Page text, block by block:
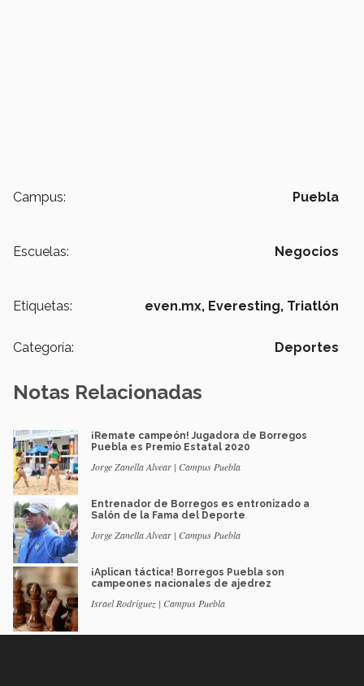
Campus: Puebla
Escuelas: Negocios
Etiquetas: even.mx, Everesting, Triatlón
Categoría: Deportes
Notas Relacionadas
¡Remate campeón! Jugadora de Borregos
Puebla es Premio Estatal 2020
Jorge Zanella Alvear | Campus Puebla
Entrenador de Borregos es entronizado a
Salón de la Fama del Deporte
Jorge Zanella Alvear | Campus Puebla
¡Aplican táctica! Borregos Puebla son
campeones nacionales de ajedrez
Israel Rodríguez | Campus Puebla